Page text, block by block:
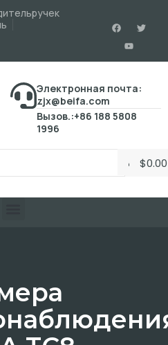
Электронная почта:
zjx@beifa.com
Вызов.:+86 188 5808
1996
$0.00